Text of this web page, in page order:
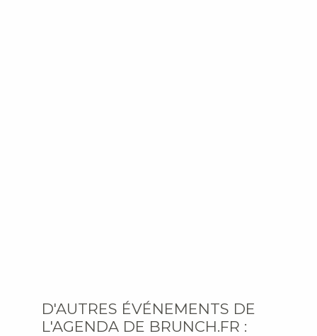
D'AUTRES ÉVÉNEMENTS DE
L'AGENDA DE BRUNCH.FR :